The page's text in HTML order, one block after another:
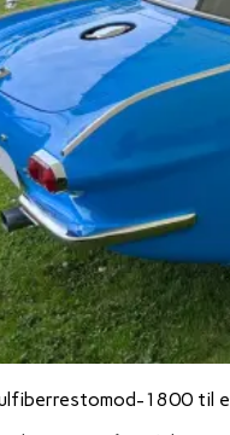
1800 til